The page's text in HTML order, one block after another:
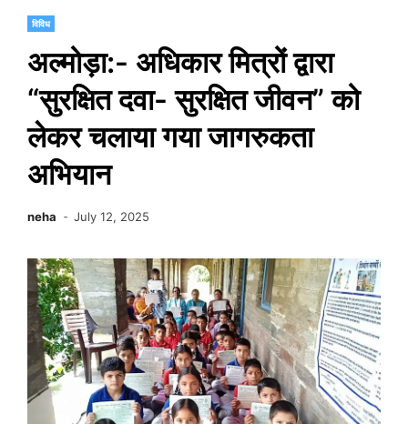
विविध
अल्मोड़ा:- अधिकार मित्रों द्वारा
“सुरक्षित दवा- सुरक्षित जीवन” को
लेकर चलाया गया जागरुकता
अभियान
neha July 12, 2025